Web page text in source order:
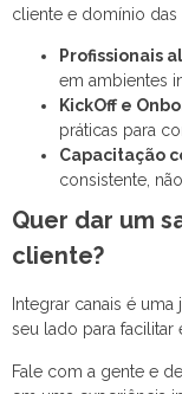
cliente e domínio
Profissionais
em ambientes
KickOff e
práticas para
Capacitação
consistente,
Quer dar um
cliente?
Integrar canais é
seu lado para facilitar
Fale com a gente e